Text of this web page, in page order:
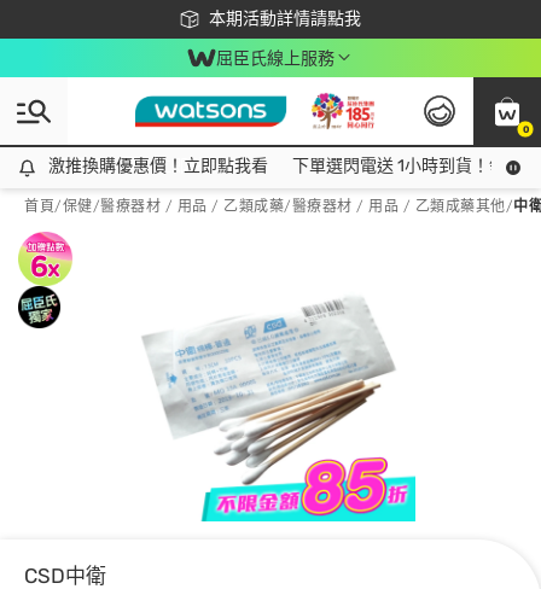
本期活動詳情請點我
下載app最高回饋$350
屈臣氏線上服務
0
激推換購優惠價！立即點我看
激推換購優惠價！立即點我看 下單選閃電送 1小時到貨！領神
首頁/保健/醫療器材 / 用品 / 乙類成藥/醫療器材 / 用品 / 乙類成藥其他/中
CSD中衛